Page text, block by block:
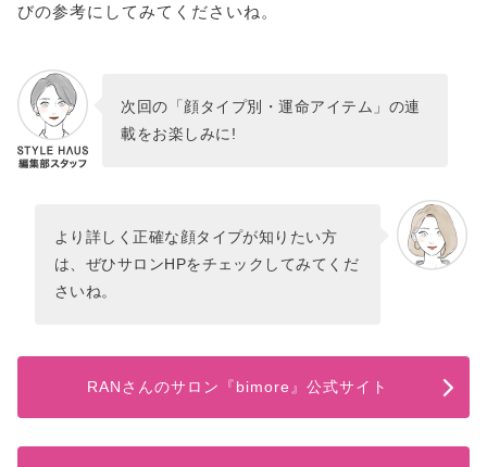
びの参考にしてみてくださいね。
次回の「顔タイプ別・運命アイテム」の連
載をお楽しみに!
より詳しく正確な顔タイプが知りたい方
は、ぜひサロンHPをチェックしてみてくだ
さいね。
RANさんのサロン『bimore』公式サイト